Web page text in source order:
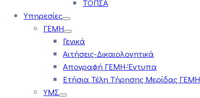
ΤΟΠΣΑ
Υπηρεσίες
ΓΕΜΗ
Γενικά
Αιτήσεις-Δικαιολογητικά
Απογραφή ΓΕΜΗ-Έντυπα
Ετήσια Τέλη Τήρησης Μερίδας ΓΕΜΗ
ΥΜΣ